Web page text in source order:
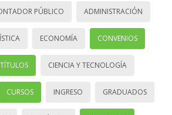
PÚBLICO ADMINISTRACIÓN
ECONOMÍA CONVENIOS
CIENCIA Y TECNOLOGÍA
CURSOS INGRESO GRADUADOS